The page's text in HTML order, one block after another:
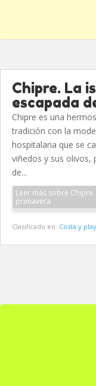
Chipre. La
escapada
Chipre es una
tradición con la
hospitalaria que se
viñedos y sus olivos,
de...
Leer más sobre
primavera
Clasificado en: Costa y